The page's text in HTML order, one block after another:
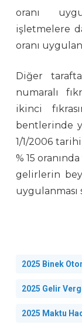
oranı
işletmelere
oranı
Diğer
numaralı
ikinci
bentlerinde
1/1/2006
% 15
gelirlerin
2025 Binek
2025 Gelir
2025 Maktu